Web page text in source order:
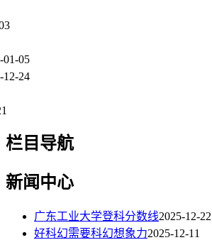
01-05
12-24
栏目导航
新闻中心
广东工业大学登科分数线2025-12-22
好科幻需要科幻想象力2025-12-11